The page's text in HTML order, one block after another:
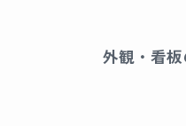
外観・看